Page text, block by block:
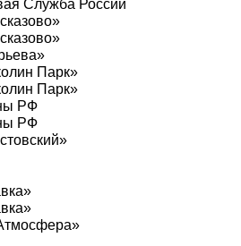
Служба России
Парк»
Парк»
РФ
РФ